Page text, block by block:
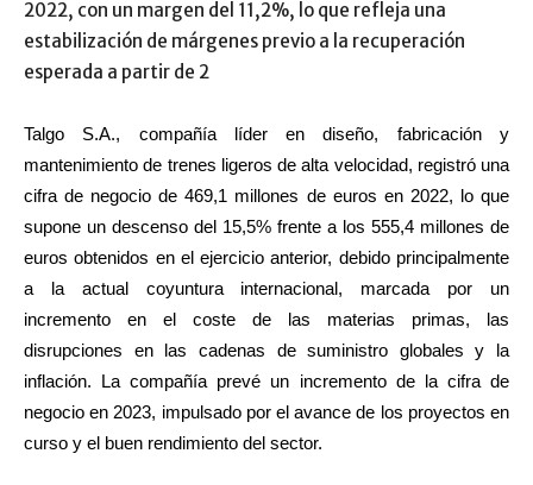
2022, con un margen del 11,2%, lo que refleja una
estabilización de márgenes previo a la recuperación
esperada a partir de 2
Talgo S.A., compañía líder en diseño, fabricación y
mantenimiento de trenes ligeros de alta velocidad, registró una
cifra de negocio de 469,1 millones de euros en 2022, lo que
supone un descenso del 15,5% frente a los 555,4 millones de
euros obtenidos en el ejercicio anterior, debido principalmente
a la actual coyuntura internacional, marcada por un
incremento en el coste de las materias primas, las
disrupciones en las cadenas de suministro globales y la
inflación. La compañía prevé un incremento de la cifra de
negocio en 2023, impulsado por el avance de los proyectos en
curso y el buen rendimiento del sector.